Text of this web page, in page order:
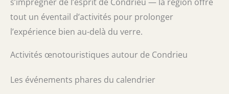
tout un éventail d’activités pour prolonger
l’expérience bien au-delà du verre.
Activités œnotouristiques autour de Condrieu
Les événements phares du calendrier